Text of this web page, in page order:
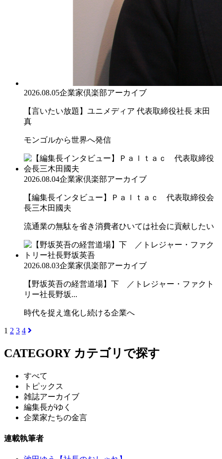
2026.08.05企業家倶楽部アーカイブ
【言いたい放題】ユニメディア 代表取締役社長 末田
真
モンゴルから世界へ発信
2026.08.04企業家倶楽部アーカイブ
【編集長インタビュー】Ｐａｌｔａｃ 代表取締役会
長三木田國夫
流通業の無駄を省き消費者ひいては社会に貢献したい
2026.08.03企業家倶楽部アーカイブ
【野坂英吾の経営道場】下 ／トレジャー・ファクト
リー社長野坂...
時代を捉え進化し続ける企業へ
1 2 3 4
CATEGORY カテゴリで探す
すべて
トピックス
雑誌アーカイブ
編集長がゆく
企業家たちの金言
連載執筆者